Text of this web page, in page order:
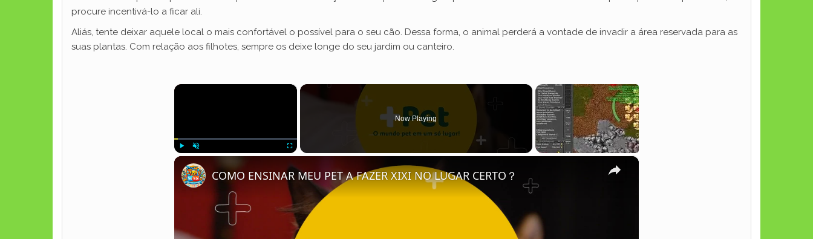
procure incentivá-lo a ficar ali.
Aliás, tente deixar aquele local o mais confortável o possível para o seu cão. Dessa forma, o animal perderá a vontade de invadir a área reservada para as
suas plantas. Com relação aos filhotes, sempre os deixe longe do seu jardim ou canteiro.
×
Now Playing
×
COMO ENSINAR MEU PET A FAZER XIXI NO LUGAR CERTO？